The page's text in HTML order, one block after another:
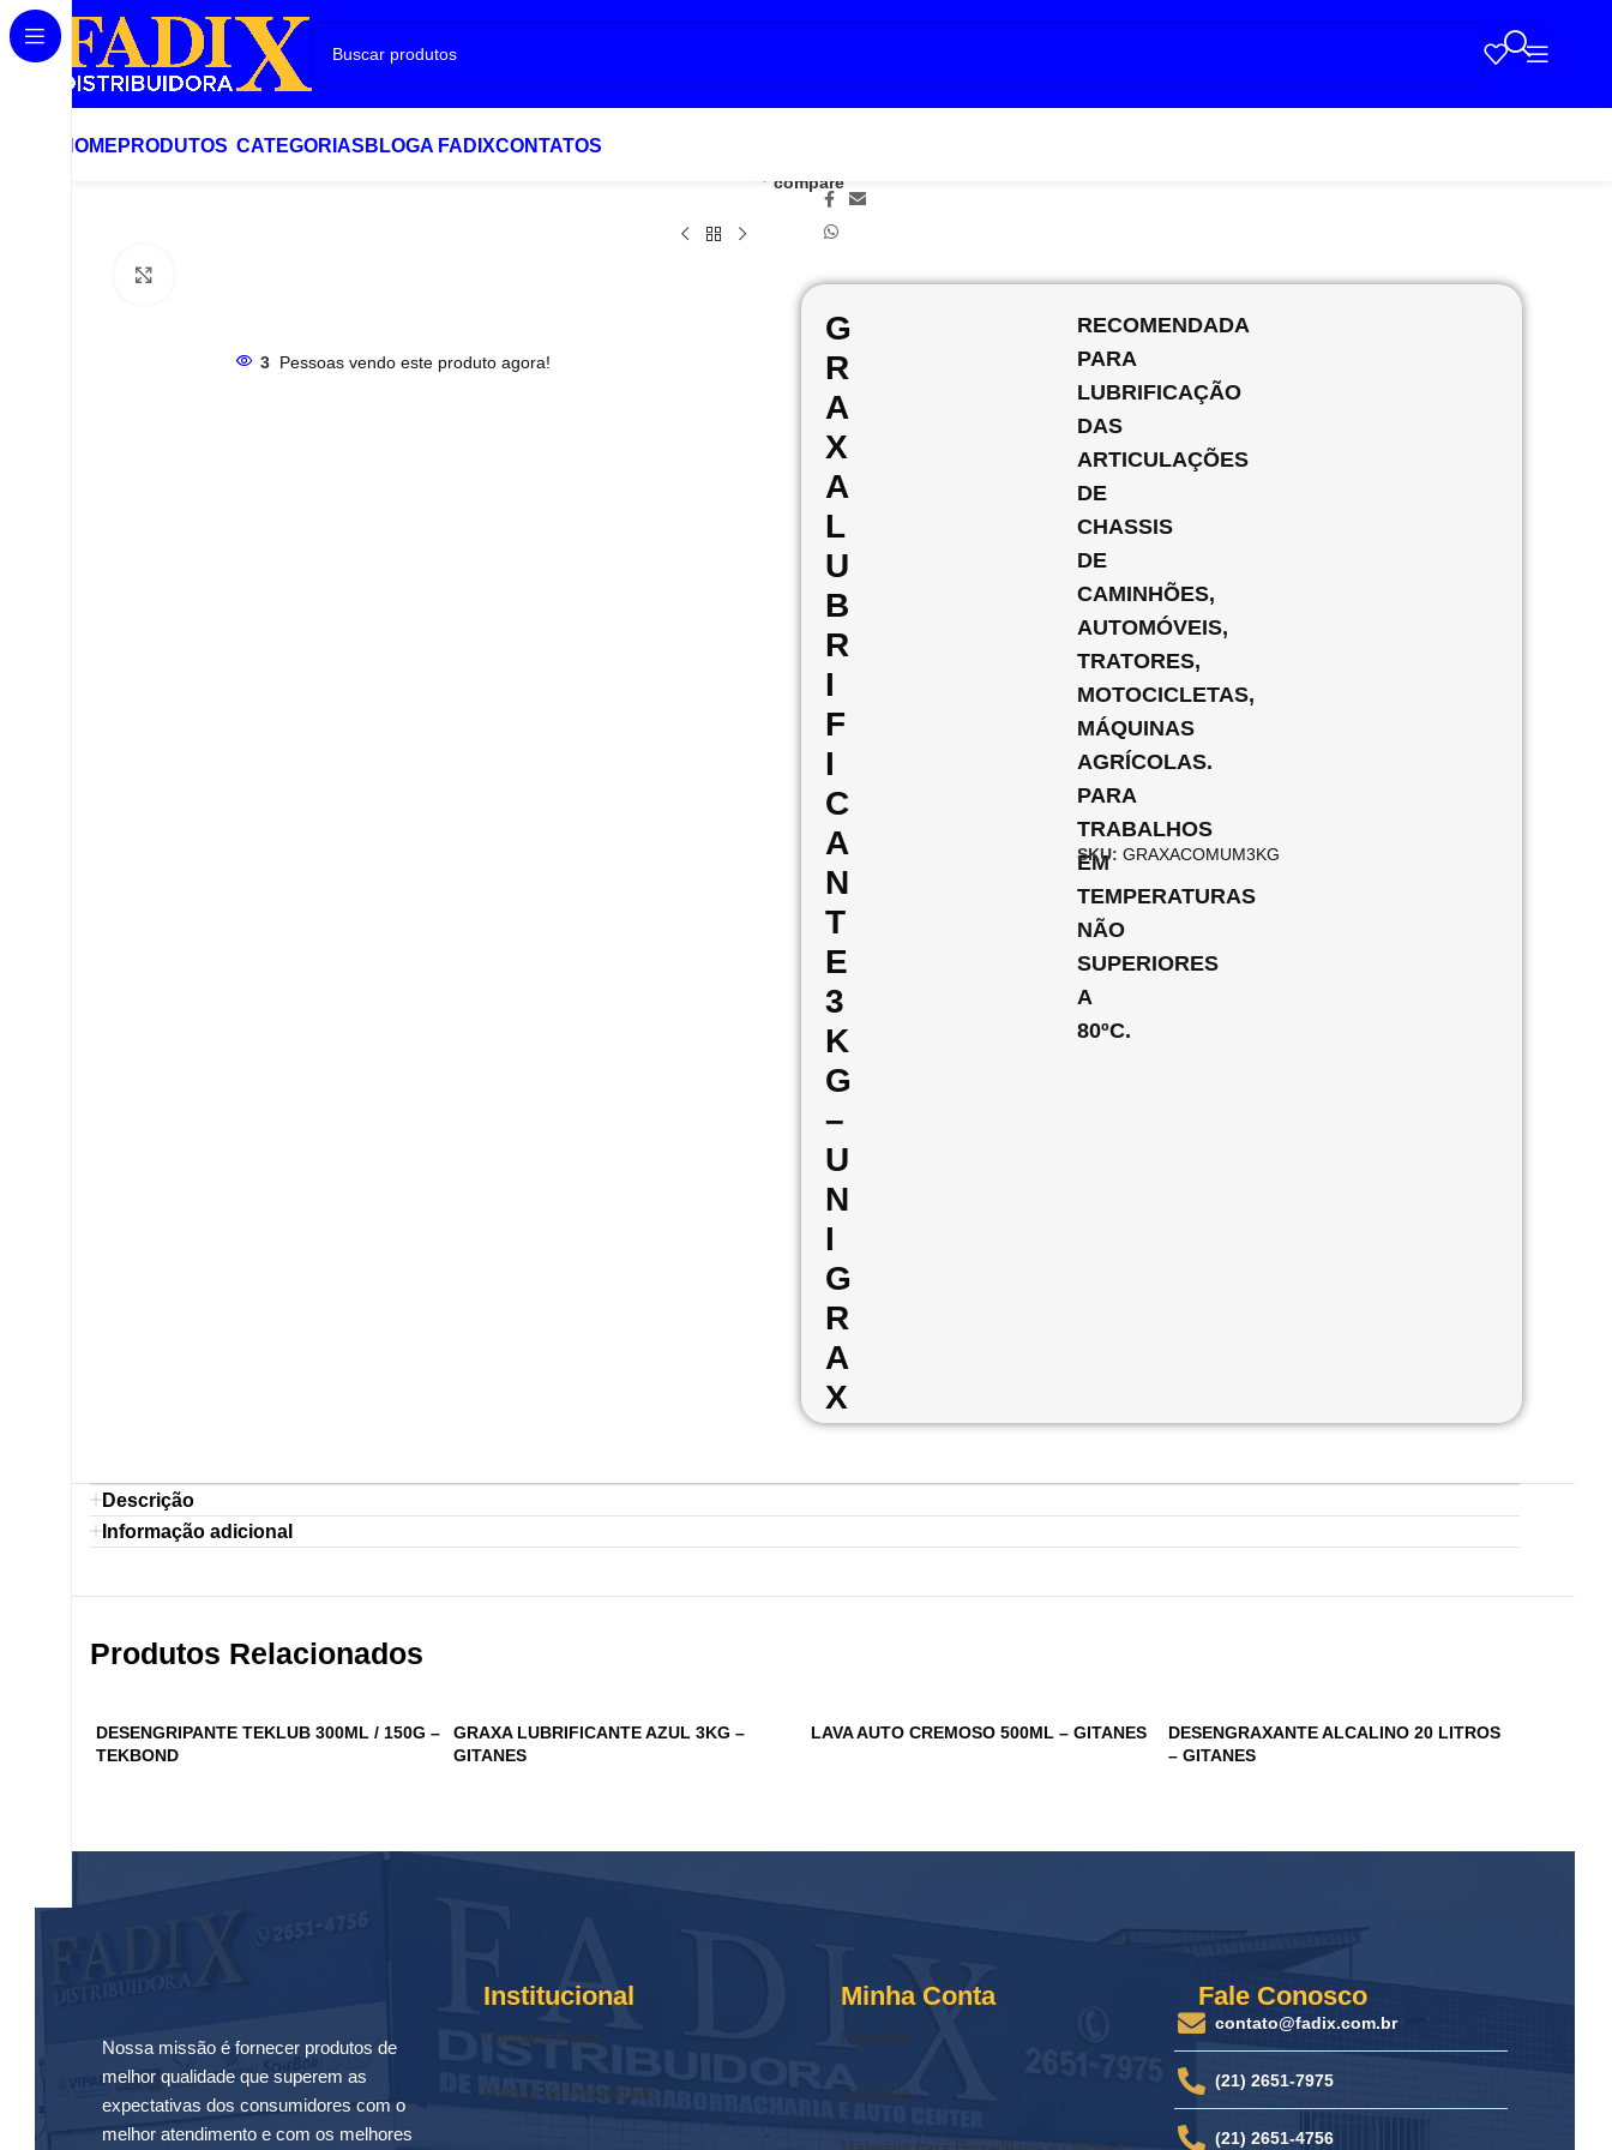
HOME PRODUTOS CATEGORIAS BLOGA FADIXCONTATOS
compare
3 Pessoas vendo este produto agora!
G
R
A
X
A
L
U
B
R
I
F
I
C
A
N
T
E
3
K
G
–
U
N
I
G
R
A
X
RECOMENDADA
PARA
LUBRIFICAÇÃO
DAS
ARTICULAÇÕES
DE
CHASSIS
DE
CAMINHÕES,
AUTOMÓVEIS,
TRATORES,
MOTOCICLETAS,
MÁQUINAS
AGRÍCOLAS.
PARA
TRABALHOS
EM
TEMPERATURAS
NÃO
SUPERIORES
A
80ºC.
SKU:GRAXACOMUM3KG
Descrição
Informação adicional
Produtos Relacionados
DESENGRIPANTE TEKLUB 300ML / 150G –
TEKBOND
GRAXA LUBRIFICANTE AZUL 3KG –
GITANES
LAVA AUTO CREMOSO 500ML – GITANES
DESENGRAXANTE ALCALINO 20 LITROS
– GITANES
Nossa missão é fornecer produtos de
melhor qualidade que superem as
expectativas dos consumidores com o
melhor atendimento e com os melhores
Institucional
Contatos FadiX
Política de Privacidade
Minha Conta
Favoritos
Compare
Fale Conosco
contato@fadix.com.br
(21) 2651-7975
(21) 2651-4756